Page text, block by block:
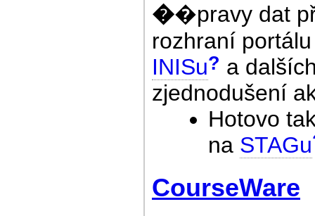
��pravy dat
rozhraní
INISu? a
zjednodušení
Hotovo
na STAGu
CourseWare